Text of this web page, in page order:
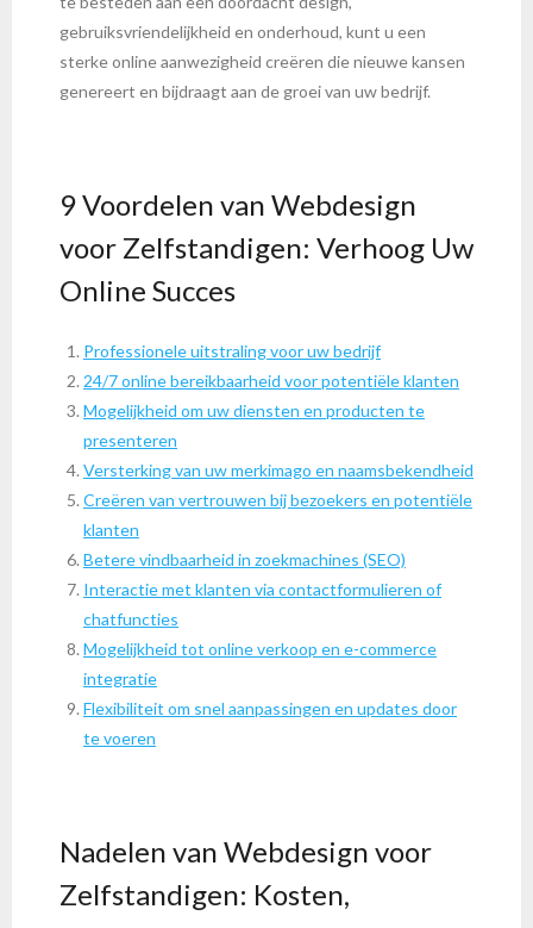
gebruiksvriendelijkheid en onderhoud, kunt u een
sterke online aanwezigheid creëren die nieuwe kansen
genereert en bijdraagt aan de groei van uw bedrijf.
9 Voordelen van Webdesign
voor Zelfstandigen: Verhoog Uw
Online Succes
Professionele uitstraling voor uw bedrijf
24/7 online bereikbaarheid voor potentiële klanten
Mogelijkheid om uw diensten en producten te
presenteren
Versterking van uw merkimago en naamsbekendheid
Creëren van vertrouwen bij bezoekers en potentiële
klanten
Betere vindbaarheid in zoekmachines (SEO)
Interactie met klanten via contactformulieren of
chatfuncties
Mogelijkheid tot online verkoop en e-commerce
integratie
Flexibiliteit om snel aanpassingen en updates door
te voeren
Nadelen van Webdesign voor
Zelfstandigen: Kosten,